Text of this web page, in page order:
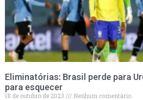
Eliminatórias: Brasil perde para
para esquecer
18 de outubro de 2023
Nenhum comentário